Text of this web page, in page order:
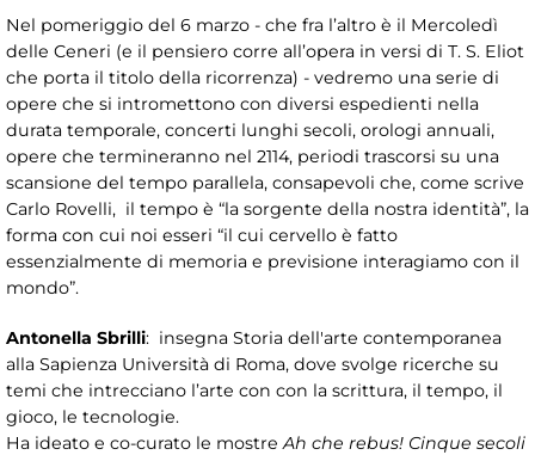
Nel pomeriggio del 6 marzo - che fra l’altro è il Mercoledì
delle Ceneri (e il pensiero corre all’opera in versi di T. S. Eliot
che porta il titolo della ricorrenza) - vedremo una serie di
opere che si intromettono con diversi espedienti nella
durata temporale, concerti lunghi secoli, orologi annuali,
opere che termineranno nel 2114, periodi trascorsi su una
scansione del tempo parallela, consapevoli che, come scrive
Carlo Rovelli, il tempo è “la sorgente della nostra identità”, la
forma con cui noi esseri “il cui cervello è fatto
essenzialmente di memoria e previsione interagiamo con il
mondo”.
Antonella Sbrilli: insegna Storia dell'arte contemporanea
alla Sapienza Università di Roma, dove svolge ricerche su
temi che intrecciano l’arte con con la scrittura, il tempo, il
gioco, le tecnologie.
Ha ideato e co-curato le mostreAh che rebus! Cinque secoli